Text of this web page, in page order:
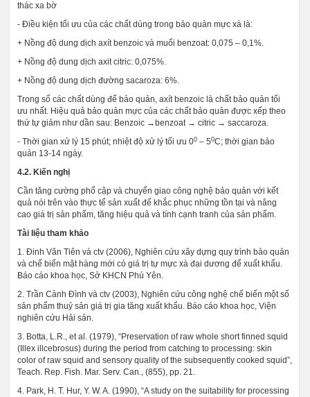
thác xa bờ
- Điều kiện tối ưu của các chất dùng trong bảo quản mực xà là:
+ Nồng độ dung dịch axít benzoic và muối benzoat: 0,075 – 0,1%.
+ Nồng độ dung dịch axit citric: 0,075%.
+ Nồng độ dung dịch đường sacaroza: 6%.
Trong số các chất dùng để bảo quản, axít benzoic là chất bảo quản tối
ưu nhất. Hiệu quả bảo quản mực của các chất bảo quản được xếp theo
thứ tự giảm như dần sau: Benzoic →benzoat → citric → saccaroza.
- Thời gian xử lý 15 phút; nhiệt độ xử lý tối ưu 00 – 50C; thời gian bảo
quản 13-14 ngày.
4.2. Kiến nghị
Cần tăng cường phổ cập và chuyển giao công nghệ bảo quản với kết
quả nói trên vào thực tế sản xuất để khắc phục những tồn tại và nâng
cao giá trị sản phẩm, tăng hiệu quả và tính cạnh tranh của sản phẩm.
Tài liệu tham khảo
1. Đinh Văn Tiên và ctv (2006), Nghiên cứu xây dựng quy trình bảo quản
và chế biến mặt hàng mới có giá trị tự mực xà đại dương để xuất khẩu.
Báo cáo khoa học, Sở KHCN Phú Yên.
2. Trần Cảnh Đình và ctv (2003), Nghiên cứu công nghệ chế biến một số
sản phẩm thuỷ sản giá trị gia tăng xuất khẩu. Báo cáo khoa học, Viện
nghiên cứu Hải sản.
3. Botta, L.R., et al. (1979), “Preservation of raw whole short finned squid
(Illex illcebrosus) during the period from catching to processing: skin
color of raw squid and sensory quality of the subsequently cooked squid”,
Teach. Rep. Fish. Mar. Serv. Can., (855), pp. 21.
4. Park, H. T. Hur, Y. W. A. (1990), “A study on the suitability for processing